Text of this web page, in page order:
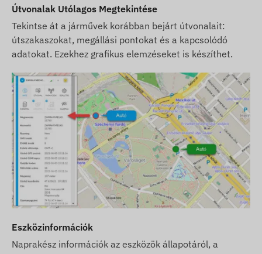
hibamentesek. A gyártó fenntartja a jogot, hogy
előzetes értesítés nélkül módosítson a termék
egyes paraméterein vagy csomagolásán - az
ezekkel kapcsolatos adatok aktualizálása
kiértékelése után történik meg.
Útvonalak Utólagos Megtekintése
Tekintse át a járművek korábban bejárt útvonalait:
útszakaszokat, megállási pontokat és a kapcsolódó
adatokat. Ezekhez grafikus elemzéseket is készíthet.
Eszközinformációk
Naprakész információk az eszközök állapotáról, a